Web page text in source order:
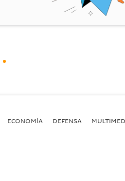
ECONOMÍA DEFENSA